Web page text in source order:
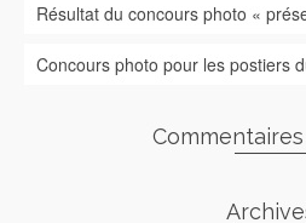
Résultat du concours photo «
Concours photo pour les postiers